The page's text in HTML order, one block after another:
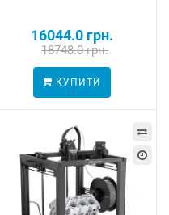
16044.0 грн.
18748.0 грн.
КУПИТИ